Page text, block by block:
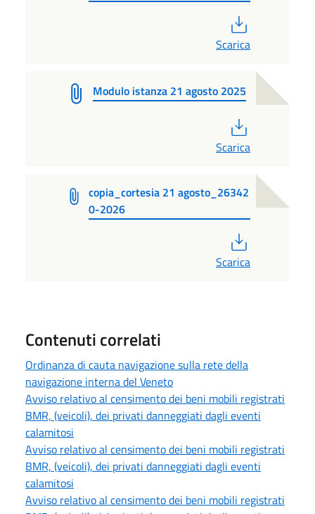
Scarica
Modulo istanza 21 agosto 2025
Scarica
copia_cortesia 21 agosto_26342
0-2026
Scarica
Contenuti correlati
Ordinanza di cauta navigazione sulla rete della
navigazione interna del Veneto
Avviso relativo al censimento dei beni mobili registrati
BMR, (veicoli), dei privati danneggiati dagli eventi
calamitosi
Avviso relativo al censimento dei beni mobili registrati
BMR, (veicoli), dei privati danneggiati dagli eventi
calamitosi
Avviso relativo al censimento dei beni mobili registrati